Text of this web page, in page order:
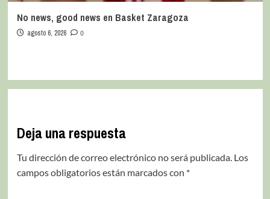
No news, good news en Basket Zaragoza
agosto 6, 2026 0
Deja una respuesta
Tu dirección de correo electrónico no será publicada. Los
campos obligatorios están marcados con *